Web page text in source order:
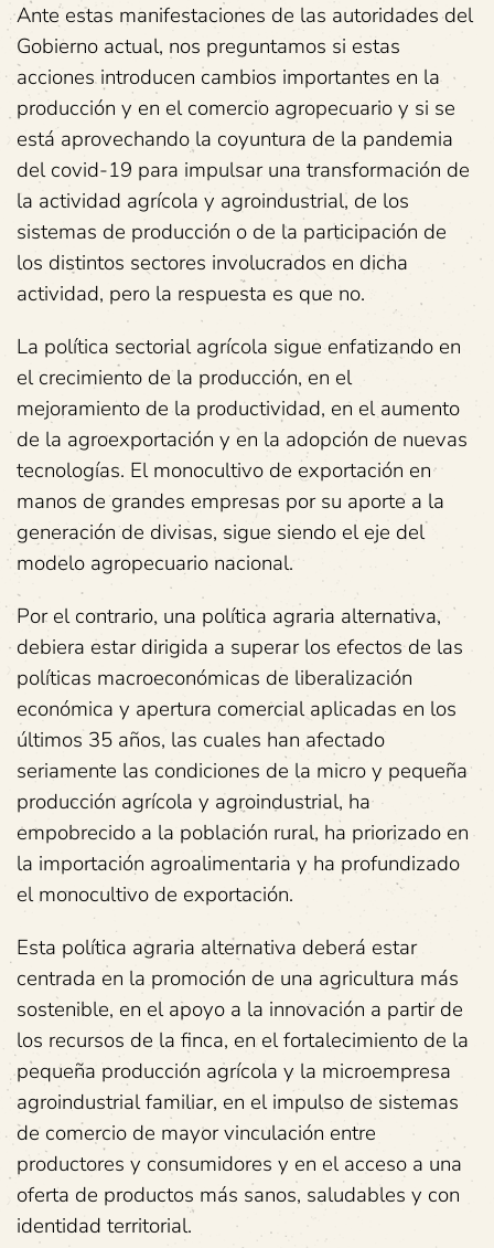
Ante estas manifestaciones de las autoridades del
Gobierno actual, nos preguntamos si estas
acciones introducen cambios importantes en la
producción y en el comercio agropecuario y si se
está aprovechando la coyuntura de la pandemia
del covid-19 para impulsar una transformación de
la actividad agrícola y agroindustrial, de los
sistemas de producción o de la participación de
los distintos sectores involucrados en dicha
actividad, pero la respuesta es que no.
La política sectorial agrícola sigue enfatizando en
el crecimiento de la producción, en el
mejoramiento de la productividad, en el aumento
de la agroexportación y en la adopción de nuevas
tecnologías. El monocultivo de exportación en
manos de grandes empresas por su aporte a la
generación de divisas, sigue siendo el eje del
modelo agropecuario nacional.
Por el contrario, una política agraria alternativa,
debiera estar dirigida a superar los efectos de las
políticas macroeconómicas de liberalización
económica y apertura comercial aplicadas en los
últimos 35 años, las cuales han afectado
seriamente las condiciones de la micro y pequeña
producción agrícola y agroindustrial, ha
empobrecido a la población rural, ha priorizado en
la importación agroalimentaria y ha profundizado
el monocultivo de exportación.
Esta política agraria alternativa deberá estar
centrada en la promoción de una agricultura más
sostenible, en el apoyo a la innovación a partir de
los recursos de la finca, en el fortalecimiento de la
pequeña producción agrícola y la microempresa
agroindustrial familiar, en el impulso de sistemas
de comercio de mayor vinculación entre
productores y consumidores y en el acceso a una
oferta de productos más sanos, saludables y con
identidad territorial.